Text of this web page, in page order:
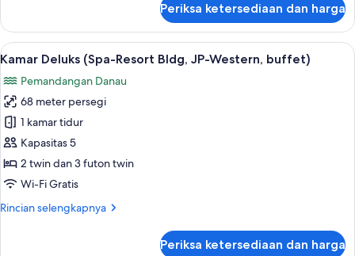
Western
Style
Room(Buffet)
High
Floor
Standard
Western
Style
Room(Buffet)
Periksa ketersediaan dan harga
Lihat
semua
foto
untuk
Kamar
Deluks
(Spa-
Resort
JP-
Kamar Deluks (Spa-Resort Bldg,
8
Kamar Deluks (Spa-Resort Bldg, JP-Western, buffet)
Pemandangan Danau
68 meter persegi
1 kamar tidur
Kapasitas 5
2 twin dan 3 futon twin
Wi-Fi Gratis
Rincian selengkapnya
Rincian
Periksa ketersediaan dan harga